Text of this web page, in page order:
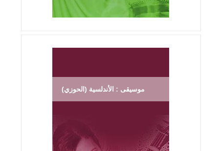
موسيقى : الأندلسية (الحوزي)